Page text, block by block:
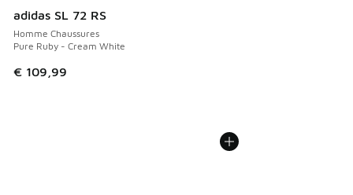
adidas SL 72 RS
Homme Chaussures
Pure Ruby - Cream White
€ 109,99